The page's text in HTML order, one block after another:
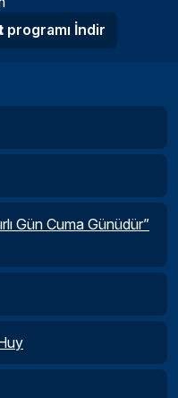
programı İndir
Gün Cuma Günüdür”